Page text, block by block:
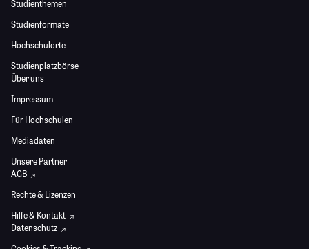
Studienthemen
Studienformate
Hochschulorte
Studienplatzbörse
Über uns
Impressum
Für Hochschulen
Mediadaten
Unsere Partner
AGB
Rechte & Lizenzen
Hilfe & Kontakt
Datenschutz